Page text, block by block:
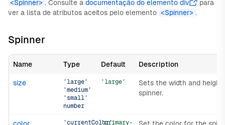
<Spinner> . Consulte a documentação do elemento div
para
ver a lista de atributos aceitos pelo elemento <Spinner> .
Spinner
Name Type Default Description
size
'large'
'medium'
'small'
number
'large'
Sets the width and
spinner.
'currentColor''primary-